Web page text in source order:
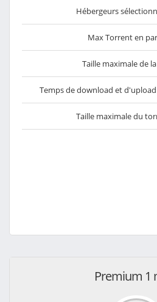
Hébergeurs
Max Torrent en
Taille maximale de
Temps de download et
Taille maximale du
Premium 1